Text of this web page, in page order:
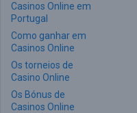
Casinos Online em
Portugal
Como ganhar em
Casinos Online
Os torneios de
Casino Online
Os Bónus de
Casinos Online